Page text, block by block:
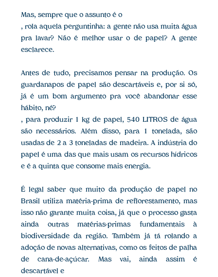
Mas, sempre que o assunto é o
, rola aquela perguntinha: a gente não usa muita água
pra lavar? Não é melhor usar o de papel? A gente
esclarece.
Antes de tudo, precisamos pensar na produção. Os
guardanapos de papel são descartáveis e, por si só,
já é um bom argumento pra você abandonar esse
hábito, né?
, para produzir 1 kg de papel, 540 LITROS de água
são necessários. Além disso, para 1 tonelada, são
usadas de 2 a 3 toneladas de madeira. A indústria do
papel é uma das que mais usam os recursos hídricos
e é a quinta que consome mais energia.
É legal saber que muito da produção de papel no
Brasil utiliza matéria-prima de reflorestamento, mas
isso não garante muita coisa, já que o processo gasta
ainda outras matérias-primas fundamentais à
biodiversidade da região. Também já tá rolando a
adoção de novas alternativas, como os feitos de palha
de cana-de-açúcar. Mas vai, ainda assim é
descartável e